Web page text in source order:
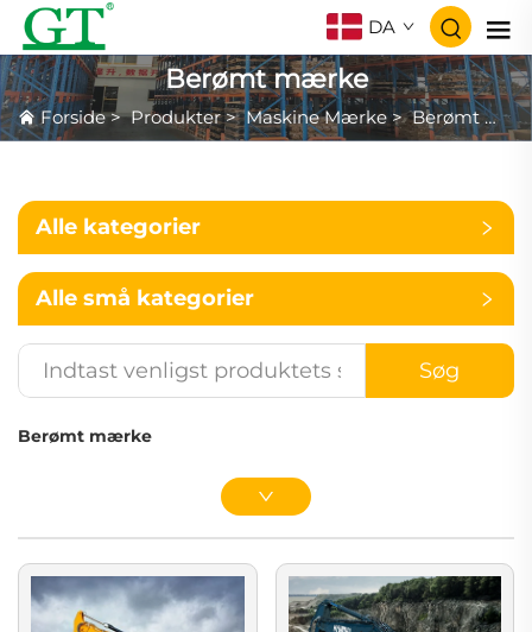
DA
Berømt mærke
Forside>Produkter>Maskine Mærke>Berømt mærke
Alle kategorier
Alle små kategorier
Søg
Berømt mærke